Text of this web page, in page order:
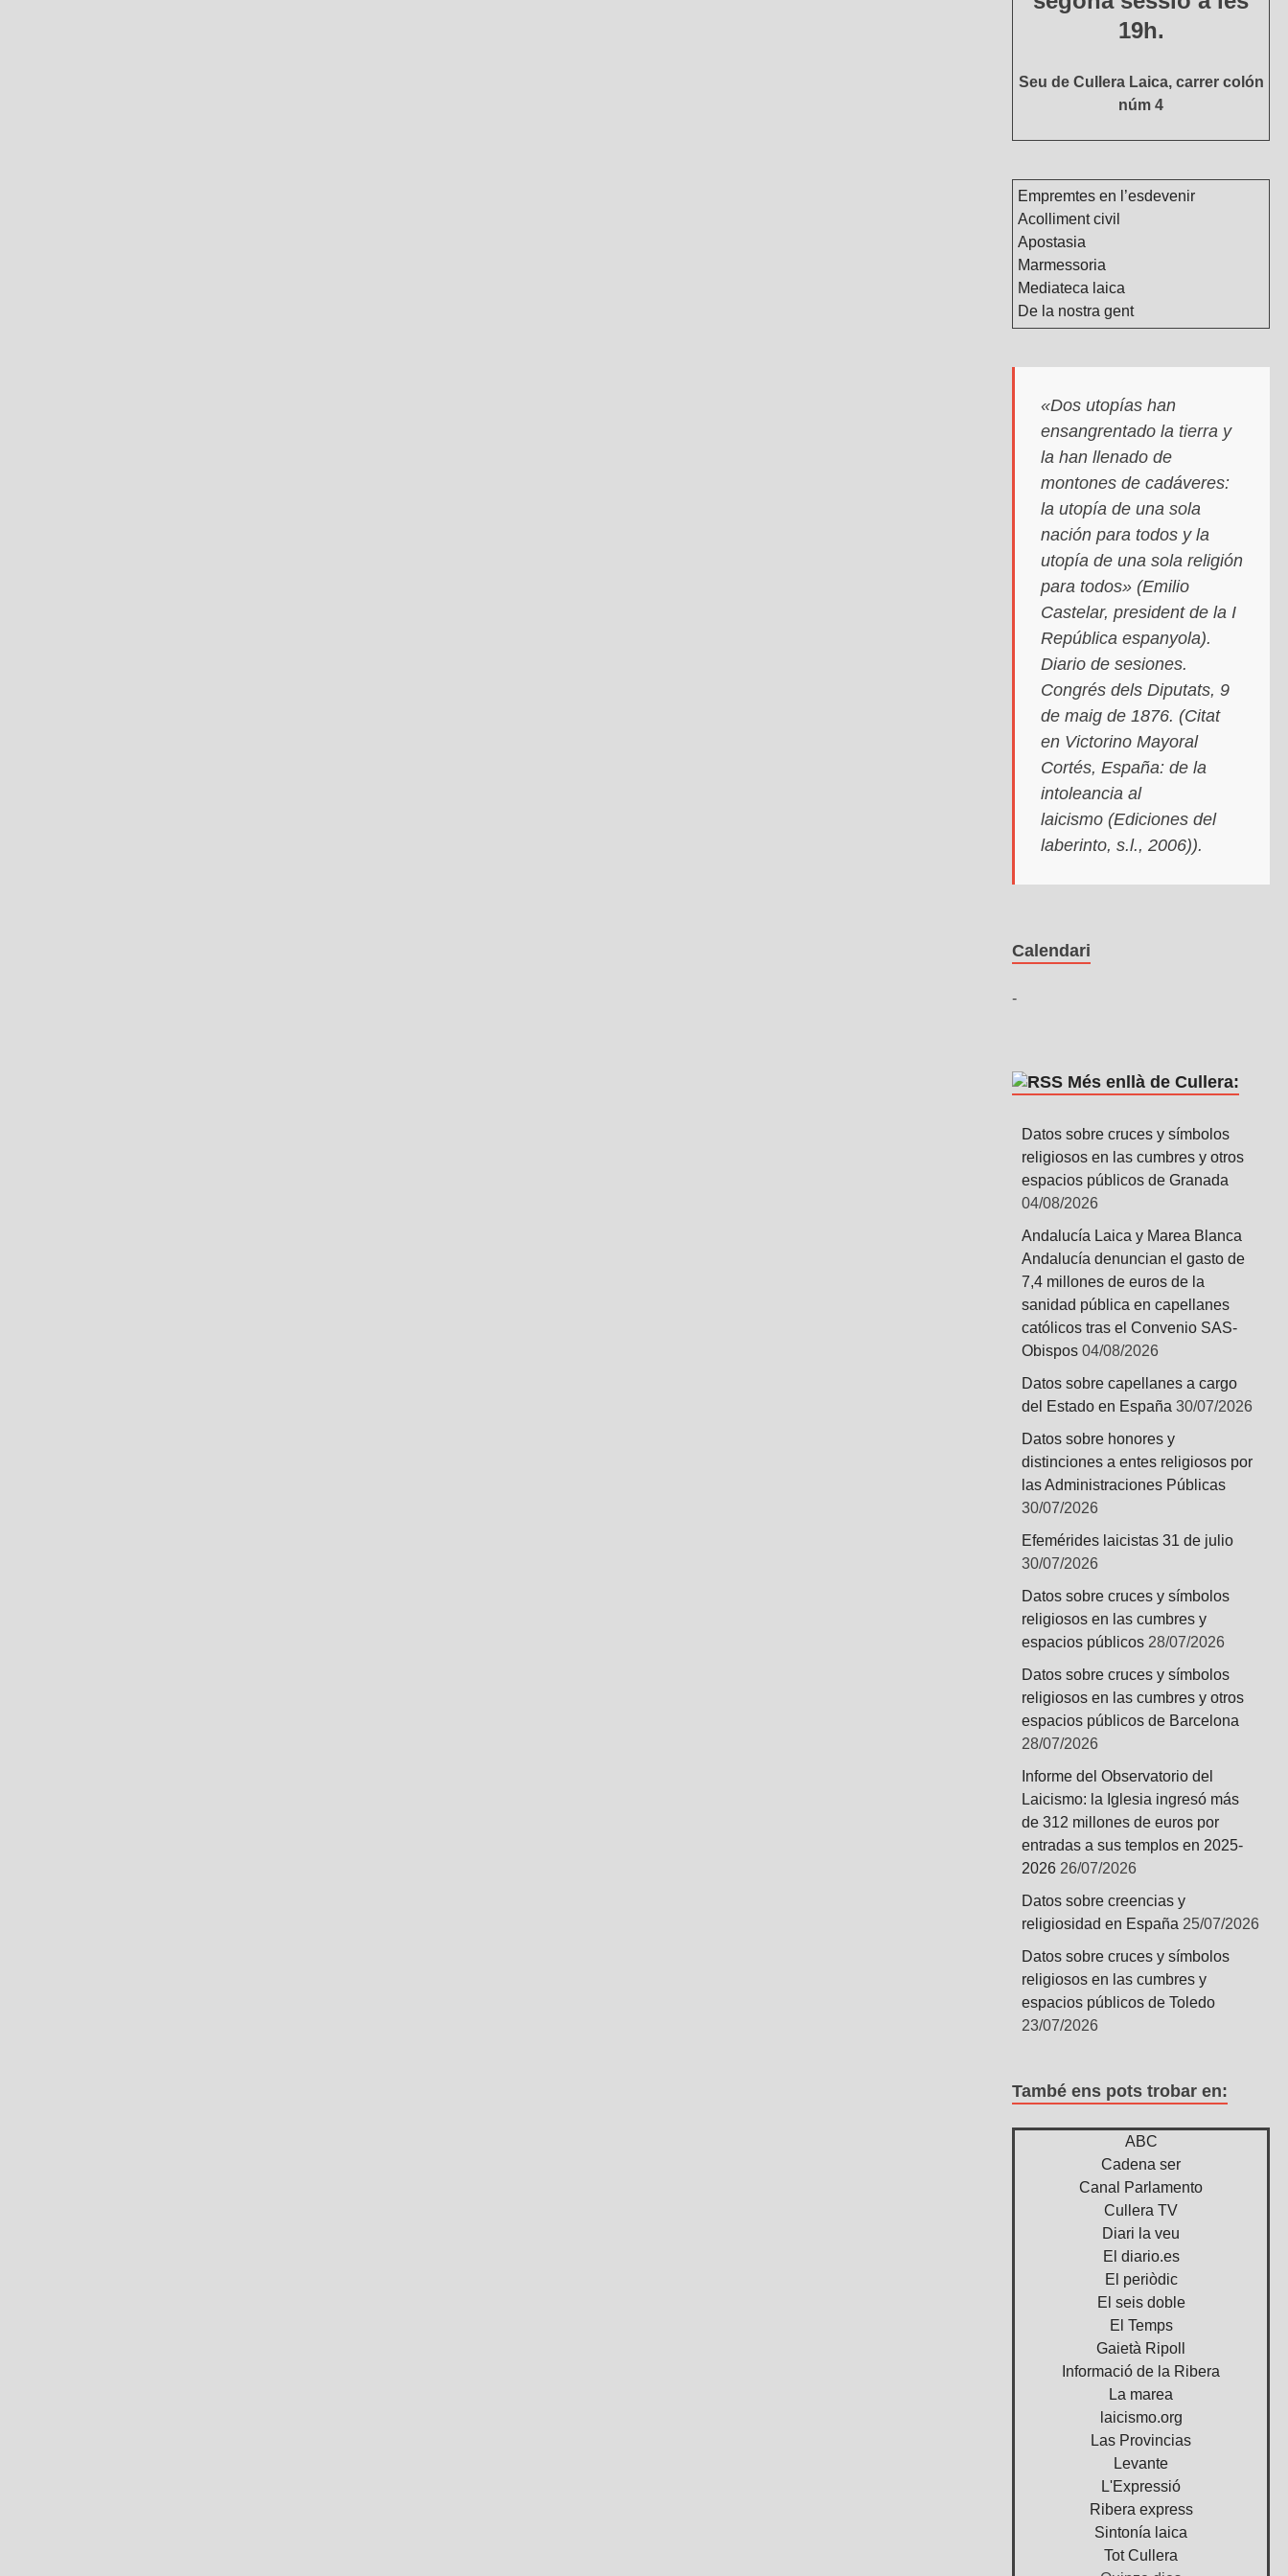
19h.
Seu de Cullera Laica, carrer colón
núm 4
Empremtes en l’esdevenir
Acolliment civil
Apostasia
Marmessoria
Mediateca laica
De la nostra gent
«Dos utopías han
ensangrentado la tierra y
la han llenado de
montones de cadáveres:
la utopía de una sola
nación para todos y la
utopía de una sola religión
para todos» (Emilio
Castelar, president de la I
República espanyola).
Diario de sesiones.
Congrés dels Diputats, 9
de maig de 1876. (Citat
en Victorino Mayoral
Cortés,España: de la
intoleancia al
laicismo (Ediciones del
laberinto, s.l., 2006)).
Calendari
-
Més enllà de Cullera:
Datos sobre cruces y símbolos
religiosos en las cumbres y otros
espacios públicos de Granada
04/08/2026
Andalucía Laica y Marea Blanca
Andalucía denuncian el gasto de
7,4 millones de euros de la
sanidad pública en capellanes
católicos tras el Convenio SAS-
Obispos 04/08/2026
Datos sobre capellanes a cargo
del Estado en España 30/07/2026
Datos sobre honores y
distinciones a entes religiosos por
las Administraciones Públicas
30/07/2026
Efemérides laicistas 31 de julio
30/07/2026
Datos sobre cruces y símbolos
religiosos en las cumbres y
espacios públicos 28/07/2026
Datos sobre cruces y símbolos
religiosos en las cumbres y otros
espacios públicos de Barcelona
28/07/2026
Informe del Observatorio del
Laicismo: la Iglesia ingresó más
de 312 millones de euros por
entradas a sus templos en 2025-
2026 26/07/2026
Datos sobre creencias y
religiosidad en España 25/07/2026
Datos sobre cruces y símbolos
religiosos en las cumbres y
espacios públicos de Toledo
23/07/2026
També ens pots trobar en:
ABC
Cadena ser
Canal Parlamento
Cullera TV
Diari la veu
El diario.es
El periòdic
El seis doble
El Temps
Gaietà Ripoll
Informació de la Ribera
La marea
laicismo.org
Las Provincias
Levante
L'Expressió
Ribera express
Sintonía laica
Tot Cullera